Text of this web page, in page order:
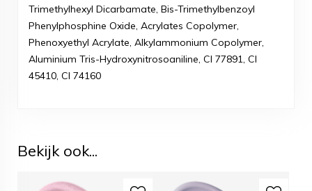
Trimethylhexyl Dicarbamate, Bis-Trimethylbenzoyl
Phenylphosphine Oxide, Acrylates Copolymer,
Phenoxyethyl Acrylate, Alkylammonium Copolymer,
Aluminium Tris-Hydroxynitrosoaniline, CI 77891, CI
45410, CI 74160
Bekijk ook...